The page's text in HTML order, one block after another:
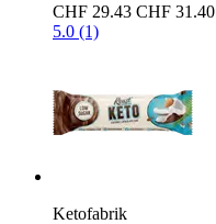
CHF 29.43 CHF 31.40
5.0 (1)
Ketofabrik